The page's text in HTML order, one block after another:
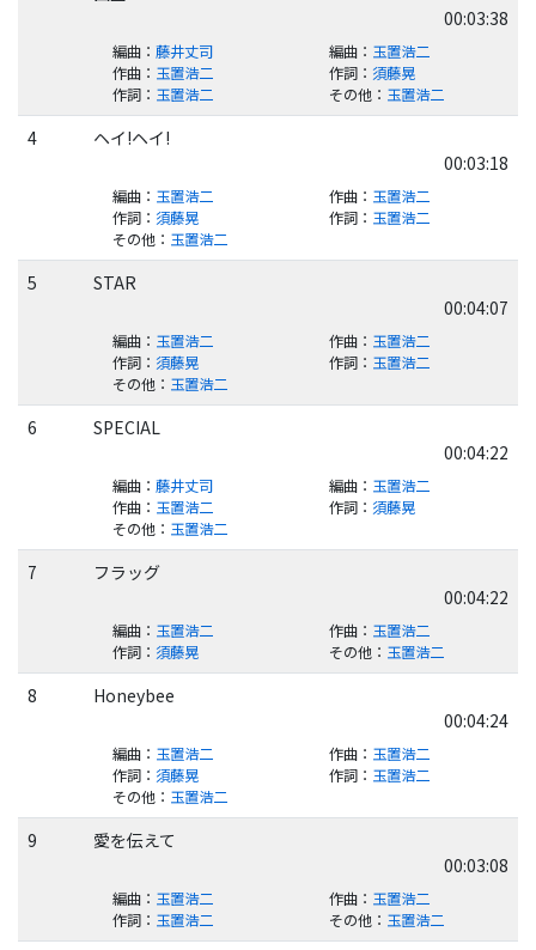
00:03:38
編曲： 藤井丈司 編曲： 玉置浩二
作曲： 玉置浩二 作詞： 須藤晃
作詞： 玉置浩二 その他： 玉置浩二
4
ヘイ!ヘイ!
00:03:18
編曲： 玉置浩二 作曲： 玉置浩二
作詞： 須藤晃 作詞： 玉置浩二
その他： 玉置浩二
5
STAR
00:04:07
編曲： 玉置浩二 作曲： 玉置浩二
作詞： 須藤晃 作詞： 玉置浩二
その他： 玉置浩二
6
SPECIAL
00:04:22
編曲： 藤井丈司 編曲： 玉置浩二
作曲： 玉置浩二 作詞： 須藤晃
その他： 玉置浩二
7
フラッグ
00:04:22
編曲： 玉置浩二 作曲： 玉置浩二
作詞： 須藤晃 その他： 玉置浩二
8
Honeybee
00:04:24
編曲： 玉置浩二 作曲： 玉置浩二
作詞： 須藤晃 作詞： 玉置浩二
その他： 玉置浩二
9
愛を伝えて
00:03:08
編曲： 玉置浩二 作曲： 玉置浩二
作詞： 玉置浩二 その他： 玉置浩二